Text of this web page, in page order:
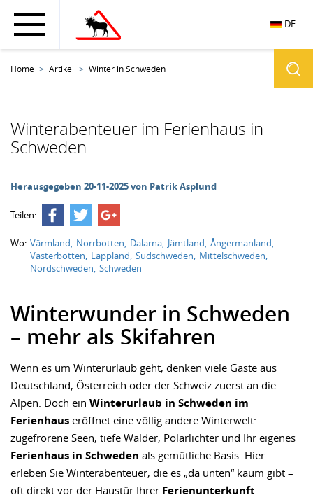
DE
Home Artikel Winter in Schweden
Winterabenteuer im Ferienhaus in
Schweden
Herausgegeben 20-11-2025 von Patrik Asplund
Teilen:
Wo: Värmland Norrbotten Dalarna Jämtland Ångermanland
Västerbotten Lappland Südschweden Mittelschweden
Nordschweden Schweden
Winterwunder in Schweden
– mehr als Skifahren
Wenn es um Winterurlaub geht, denken viele Gäste aus
Deutschland, Österreich oder der Schweiz zuerst an die
Alpen. Doch ein Winterurlaub in Schweden im
Ferienhaus eröffnet eine völlig andere Winterwelt:
zugefrorene Seen, tiefe Wälder, Polarlichter und Ihr eigenes
Ferienhaus in Schweden als gemütliche Basis. Hier
erleben Sie Winterabenteuer, die es „da unten“ kaum gibt –
oft direkt vor der Haustür Ihrer Ferienunterkunft